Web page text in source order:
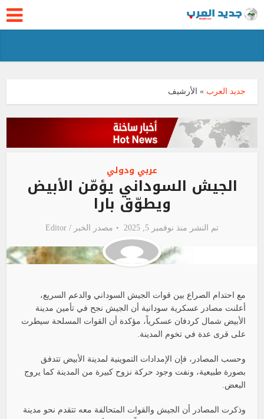
جديد العرب » الأرشيف
عربي ودولي
الجيش السوداني يؤمّن الأبيض
ويطوّق بارا
تم النشر منذ نوفمبر 5, 2025 مصدر الخبر / Editor
مع احتدام الصراع بين قوات الجيش السوداني والدعم السريع،
أعلنت مصادر عسكرية سودانية أن الجيش نجح في تأمين مدينة
الأبيض شمال كردفان عسكرياً، مؤكدة أن القوات المسلحة سيطرت
على قرى عدة في تخوم المدينة.
وحسب المصادر، فإن الإمدادات التموينية لمدينة الأبيض تتدفق
بصورة طبيعية، ونفت وجود حركة نزوح كبيرة من المدينة كما يروج
البعض.
وذكرت المصادر أن الجيش والقوات المتحالفة معه تتقدم نحو مدينة